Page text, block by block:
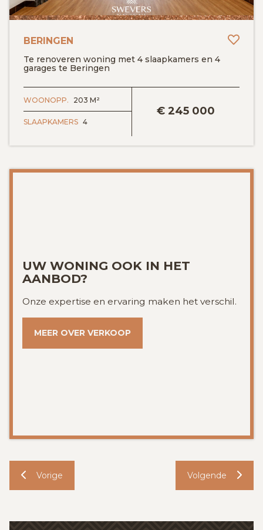
BERINGEN
Te renoveren woning met 4 slaapkamers en 4
garages te Beringen
€ 245 000
WOONOPP. 203 M²
SLAAPKAMERS 4
BEKIJK DETAILS
UW WONING OOK IN HET
AANBOD?
Onze expertise en ervaring maken het verschil.
MEER OVER VERKOOP
Vorige Volgende